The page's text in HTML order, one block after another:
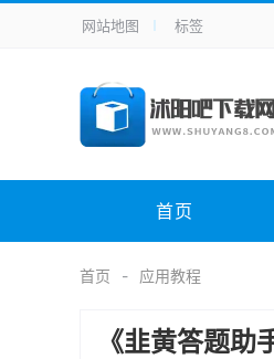
手机应用
手机游戏 H5游戏
电脑软件 其它类别
网站地图 标签
首页
首页 应用教程
《韭黄答题助